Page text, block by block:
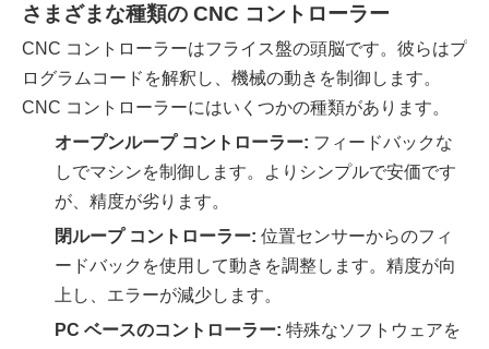
さまざまな種類の CNC コントローラー
CNC コントローラーはフライス盤の頭脳です。彼らはプ
ログラムコードを解釈し、機械の動きを制御します。
CNC コントローラーにはいくつかの種類があります。
オープンループ コントローラー: フィードバックな
しでマシンを制御します。よりシンプルで安価です
が、精度が劣ります。
閉ループ コントローラー: 位置センサーからのフィ
ードバックを使用して動きを調整します。精度が向
上し、エラーが減少します。
PC ベースのコントローラー: 特殊なソフトウェアを